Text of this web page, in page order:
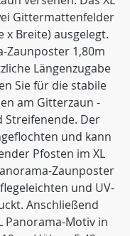
Gittermattenfelder
x Breite) ausgelegt.
Zaunposter 1,80m
Längenzugabe
Sie für die stabile
am Gitterzaun -
Streifenende. Der
und kann
Pfosten im XL
Zaunposter
und UV-
Anschließend
Panorama-Motiv in